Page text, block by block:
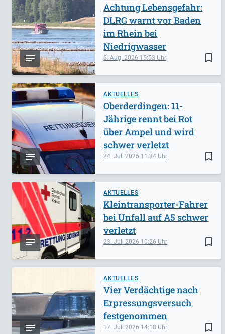
bookmark_border
6. Aug. 2026 15:53
Achtung Lebensgefahr:
DLRG warnt vor Baden
im Rhein bei
Niedrigwasser
AKTUELLES
bookmark_border
24. Juli 2026 11:34
Oberderdingen: 11-
Jährige rennt bei Rot
über Ampel und wird
schwer verletzt
AKTUELLES
bookmark_border
23. Juli 2026 10:26
Kleintransporter-Fahrer
bei Unfall auf A5 schwer
verletzt
AKTUELLES
bookmark_border
17. Juli 2026 14:18
Vier Verdächtige nach
Erpressungsversuch
festgenommen